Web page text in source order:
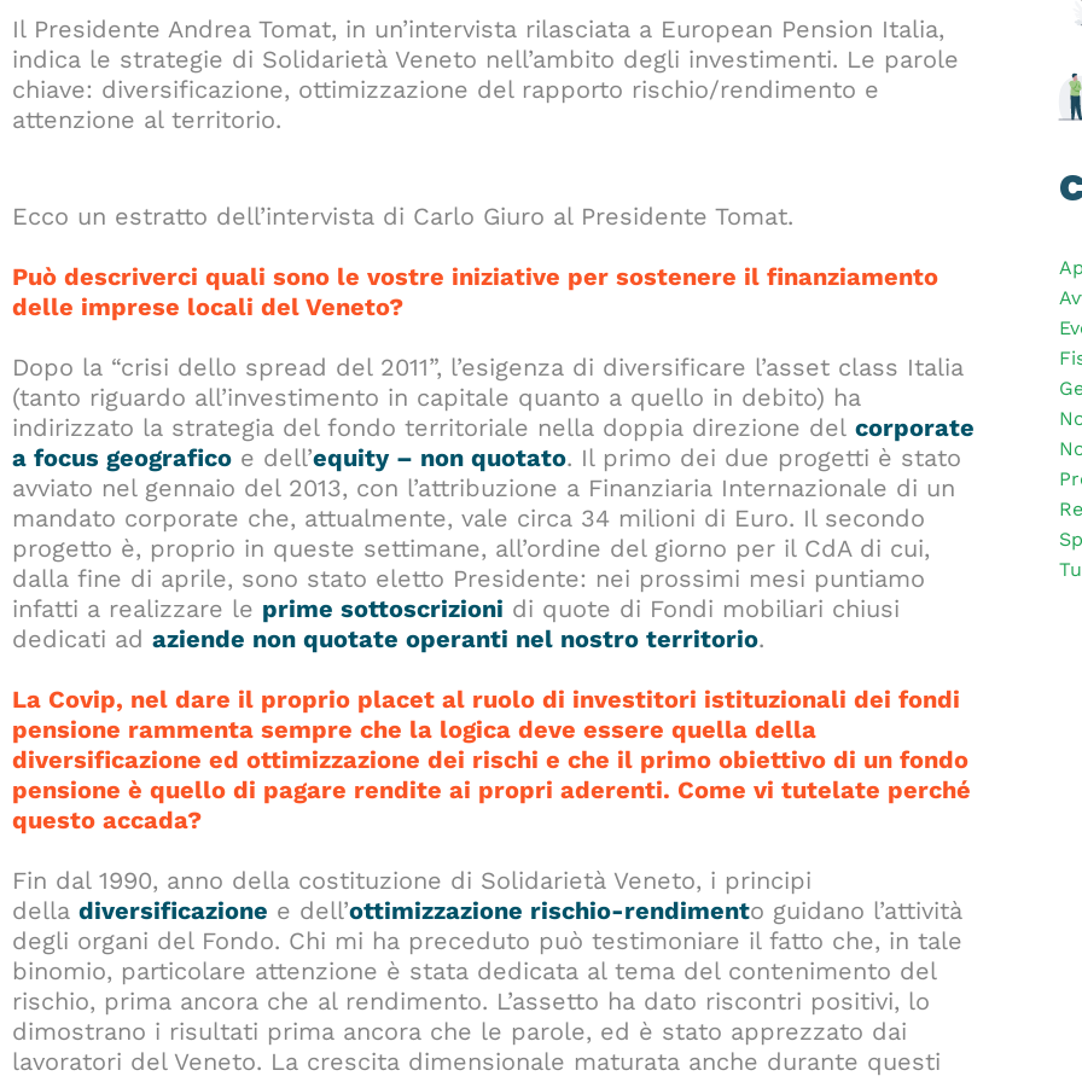
Il Presidente Andrea Tomat, in un’intervista rilasciata a European Pension Italia,
indica le strategie di Solidarietà Veneto nell’ambito degli investimenti. Le parole
chiave: diversificazione, ottimizzazione del rapporto rischio/rendimento e
attenzione al territorio.
Ecco un estratto dell’intervista di Carlo Giuro al Presidente Tomat.
Può descriverci quali sono le vostre iniziative per sostenere il finanziamento
delle imprese locali del Veneto?
Dopo la “crisi dello spread del 2011”, l’esigenza di diversificare l’asset class Italia
(tanto riguardo all’investimento in capitale quanto a quello in debito) ha
indirizzato la strategia del fondo territoriale nella doppia direzione del corporate
a focus geografico e dell’equity – non quotato. Il primo dei due progetti è stato
avviato nel gennaio del 2013, con l’attribuzione a Finanziaria Internazionale di un
mandato corporate che, attualmente, vale circa 34 milioni di Euro. Il secondo
progetto è, proprio in queste settimane, all’ordine del giorno per il CdA di cui,
dalla fine di aprile, sono stato eletto Presidente: nei prossimi mesi puntiamo
infatti a realizzare le prime sottoscrizioni di quote di Fondi mobiliari chiusi
dedicati ad aziende non quotate operanti nel nostro territorio.
La Covip, nel dare il proprio placet al ruolo di investitori istituzionali dei fondi
pensione rammenta sempre che la logica deve essere quella della
diversificazione ed ottimizzazione dei rischi e che il primo obiettivo di un fondo
pensione è quello di pagare rendite ai propri aderenti. Come vi tutelate perché
questo accada?
Fin dal 1990, anno della costituzione di Solidarietà Veneto, i principi
della diversificazione e dell’ottimizzazione rischio-rendimento guidano l’attività
degli organi del Fondo. Chi mi ha preceduto può testimoniare il fatto che, in tale
binomio, particolare attenzione è stata dedicata al tema del contenimento del
rischio, prima ancora che al rendimento. L’assetto ha dato riscontri positivi, lo
dimostrano i risultati prima ancora che le parole, ed è stato apprezzato dai
lavoratori del Veneto. La crescita dimensionale maturata anche durante questi